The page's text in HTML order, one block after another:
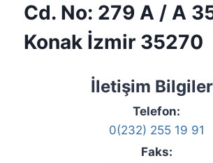
Cd. No: 279 A / A
Konak İzmir 35270
İletişim
Telefon:
0(232) 255 19 91
Faks: